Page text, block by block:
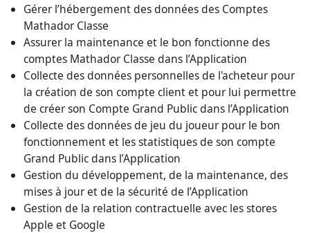
Gérer l’hébergement des données des Comptes
Mathador Classe
Assurer la maintenance et le bon fonctionne des
comptes Mathador Classe dans l’Application
Collecte des données personnelles de l'acheteur pour
la création de son compte client et pour lui permettre
de créer son Compte Grand Public dans l’Application
Collecte des données de jeu du joueur pour le bon
fonctionnement et les statistiques de son compte
Grand Public dans l’Application
Gestion du développement, de la maintenance, des
mises à jour et de la sécurité de l’Application
Gestion de la relation contractuelle avec les stores
Apple et Google